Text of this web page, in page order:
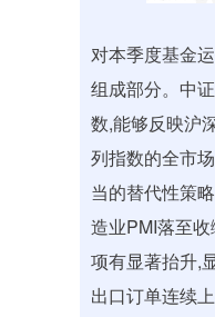
对本季度基金
组成部分。中
数,能够反映沪
列指数的全市
当的替代性策
造业PMI落至
项有显著抬升,
出口订单连续